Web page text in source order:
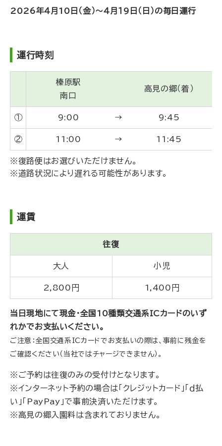
2026年４月10日（金）～４月１9日（日）の毎日運行
運行時刻
榛原駅
南口
高見の郷（着）
① 9:00 → 9:45
② 11:00 → 11:45
※復路便はお選びいただけません。
※道路状況により遅れる可能性があります。
運賃
往復
大人 小児
2,800円 1,400円
当日現地にて現金・全国10種類交通系ICカードのいず
れかでお支払いください。
ご注意：全国交通系ICカードでお支払いの際は、事前に残金を
ご確認ください（当社ではチャージできません）。
※ご予約は往復のみの受付けとなります。
※インターネット予約の場合は「クレジットカード」「ｄ払
い」「PayPay」で事前決済いただけます。
※高見の郷入園料は含まれておりません。